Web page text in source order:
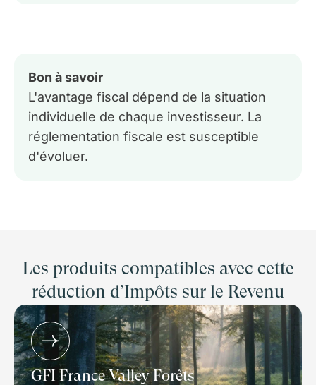
Bon à savoir
L'avantage fiscal dépend de la situation
individuelle de chaque investisseur. La
réglementation fiscale est susceptible
d'évoluer.
Les produits compatibles avec cette
réduction d’Impôts sur le Revenu
GFI France Valley Forêts